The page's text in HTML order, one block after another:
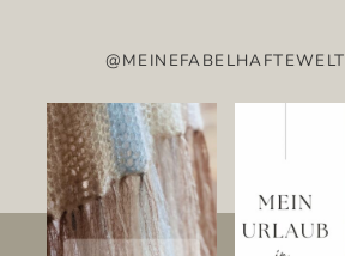
@MEINEFABELHAFTEWELT